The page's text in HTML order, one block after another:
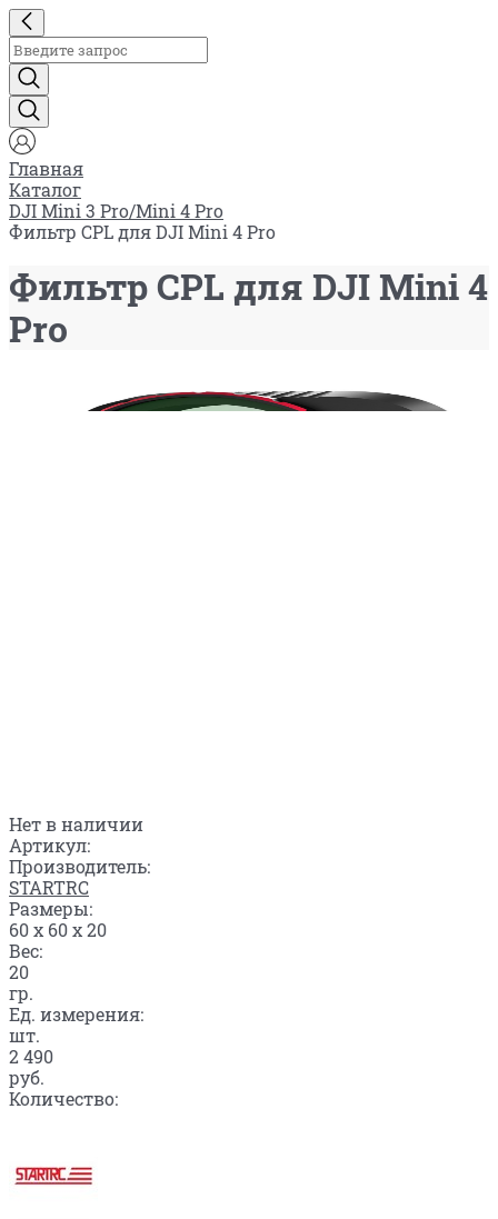
Главная
Каталог
DJI Mini 3 Pro/Mini 4 Pro
Фильтр CPL для DJI Mini 4 Pro
Фильтр CPL для DJI Mini 4
Pro
Нет в наличии
Артикул:
Производитель:
STARTRC
Размеры:
60 x 60 x 20
Вес:
20
гр.
Ед. измерения:
шт.
2 490
руб.
Количество: